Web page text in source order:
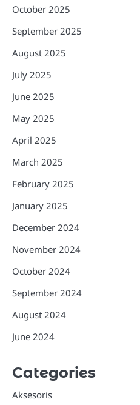
October 2025
September 2025
August 2025
July 2025
June 2025
May 2025
April 2025
March 2025
February 2025
January 2025
December 2024
November 2024
October 2024
September 2024
August 2024
June 2024
Categories
Aksesoris